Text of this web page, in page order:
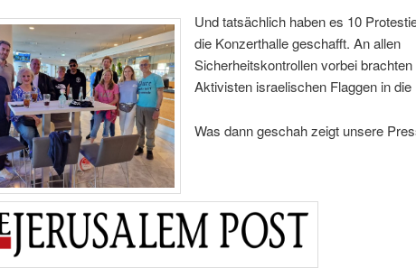
Und tatsächlich haben es 10
die Konzerthalle geschafft. An allen
Sicherheitskontrollen vorbei
Aktivisten israelischen Flaggen in die
Was dann geschah zeigt unsere